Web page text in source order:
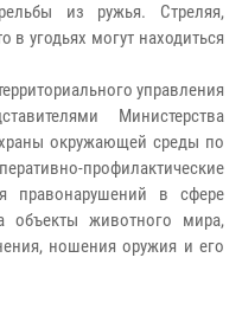
из ружья. Стреляя,
в угодьях могут находиться
управления
Министерства
окружающей среды по
профилактические
правонарушений в сфере
объекты животного мира,
ношения оружия и его